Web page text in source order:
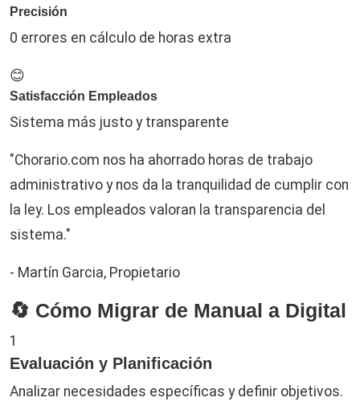
Precisión
0 errores en cálculo de horas extra
😊
Satisfacción Empleados
Sistema más justo y transparente
"Chorario.com nos ha ahorrado horas de trabajo
administrativo y nos da la tranquilidad de cumplir con
la ley. Los empleados valoran la transparencia del
sistema."
- Martín Garcia, Propietario
🔄 Cómo Migrar de Manual a Digital
1
Evaluación y Planificación
Analizar necesidades específicas y definir objetivos.